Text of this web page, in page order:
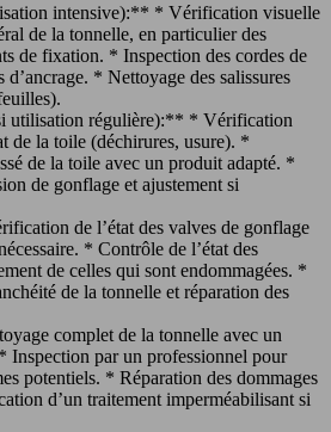
intensive):** * Vérification visuelle
de la tonnelle, en particulier des
de fixation. * Inspection des cordes de
d’ancrage. * Nettoyage des salissures
utilisation régulière):** * Vérification
de la toile (déchirures, usure). *
de la toile avec un produit adapté. *
de gonflage et ajustement si
de l’état des valves de gonflage
* Contrôle de l’état des
de celles qui sont endommagées. *
de la tonnelle et réparation des
complet de la tonnelle avec un
Inspection par un professionnel pour
potentiels. * Réparation des dommages
d’un traitement imperméabilisant si